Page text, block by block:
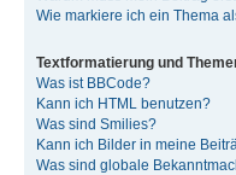
Wie markiere ich ein Thema
Textformatierung und
Was ist BBCode?
Kann ich HTML benutzen?
Was sind Smilies?
Kann ich Bilder in meine
Was sind globale